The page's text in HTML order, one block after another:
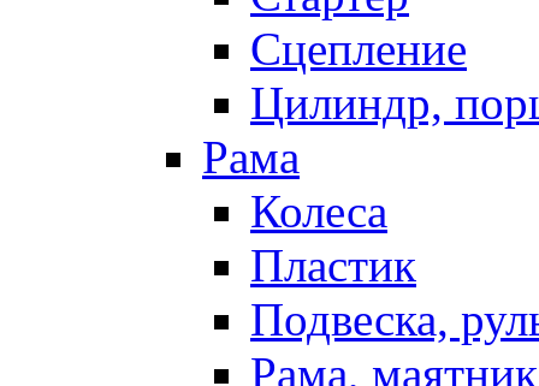
Сцепление
Цилиндр,
Рама
Колеса
Пластик
Подвеска,
Рама, маятник